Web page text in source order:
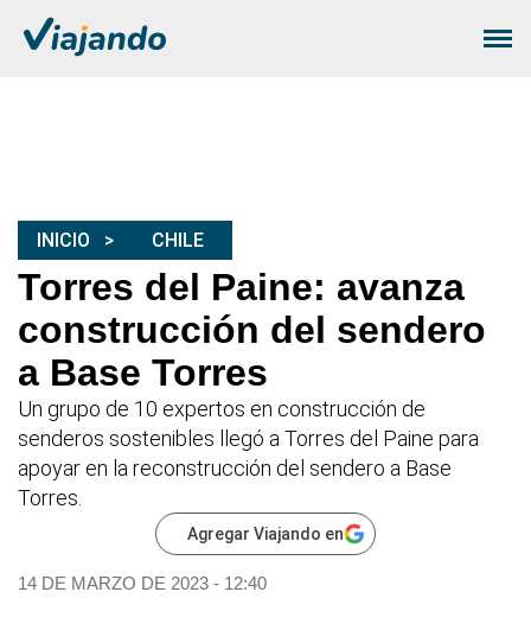
INICIO CHILE
Torres del Paine: avanza
construcción del sendero
a Base Torres
Un grupo de 10 expertos en construcción de
senderos sostenibles llegó a Torres del Paine para
apoyar en la reconstrucción del sendero a Base
Torres.
Agregar Viajando en
14 DE MARZO DE 2023 - 12:40